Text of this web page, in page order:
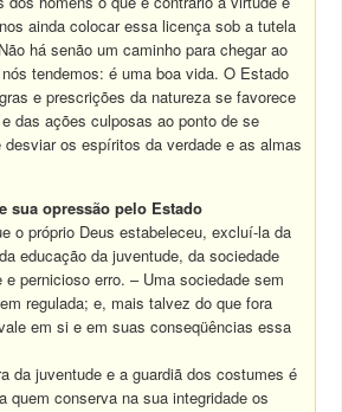
ainda colocar essa licença sob a tutela
há senão um caminho para chegar ao
tendemos: é uma boa vida. O Estado
e prescrições da natureza se favorece
das ações culposas ao ponto de se
desviar os espíritos da verdade e as almas
sua opressão pelo Estado
o próprio Deus estabeleceu, excluí-la da
educação da juventude, da sociedade
pernicioso erro. – Uma sociedade sem
regulada; e, mais talvez do que fora
em si e em suas conseqüências essa
da juventude e a guardiã dos costumes é
quem conserva na sua integridade os